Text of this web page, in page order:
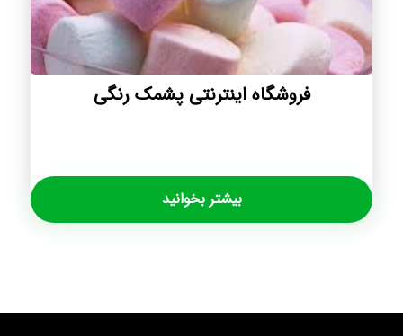
فروشگاه اینترنتی پشمک رنگی
بیشتر بخوانید